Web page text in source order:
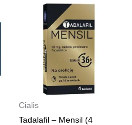
Cialis
Tadalafil – Mensil (4
Pradinė
kaina
buvo:
€25.00.
Dabartinė
kaina
yra:
€21.00.